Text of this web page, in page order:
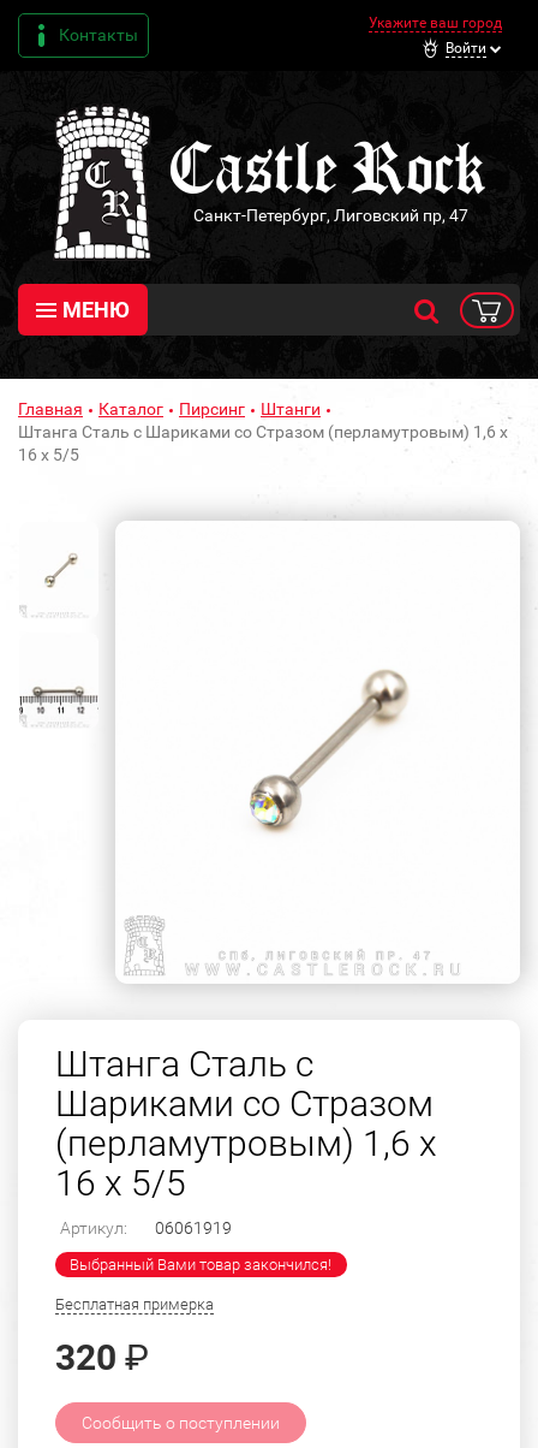
Контакты
Укажите ваш город
Войти
Санкт-Петербург, Лиговский пр, 47
МЕНЮ
Главная Каталог Пирсинг
Штанги
Штанга Сталь с Шариками со Стразом (перламутровым) 1,6 х
16 х 5/5
Штанга Сталь с
Шариками со Стразом
(перламутровым) 1,6 х
16 х 5/5
Артикул: 06061919
Выбранный Вами товар закончился!
Бесплатная примерка
320 ₽
Сообщить о поступлении